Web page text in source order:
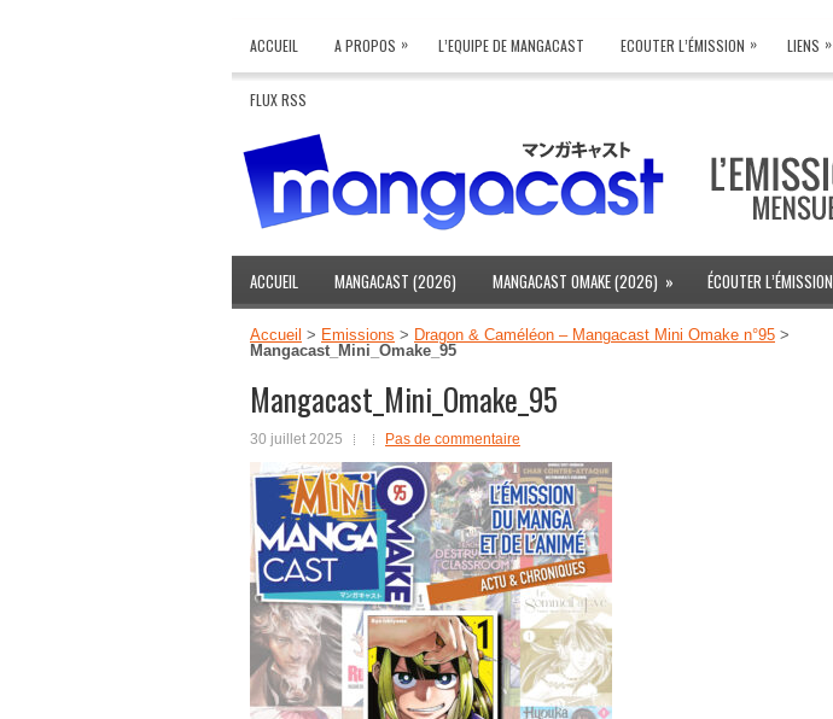
ACCUEIL A PROPOS » L’EQUIPE DE MANGACAST ECOUTER L’ÉMISSION » LIENS »
FLUX RSS
ACCUEIL MANGACAST (2026) MANGACAST OMAKE (2026) » ÉCOUTER L’ÉMISSION
Accueil > Emissions > Dragon & Caméléon – Mangacast Mini Omake n°95 >
Mangacast_Mini_Omake_95
Mangacast_Mini_Omake_95
30 juillet 2025 Pas de commentaire